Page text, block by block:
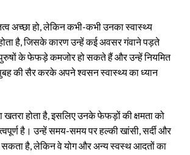
अच्छा हो, लेकिन कभी-कभी उनका स्वास्थ्य
है, जिसके कारण उन्हें कई अवसर गंवाने पड़ते
के फेफड़े कमजोर हो सकते हैं और उन्हें नियमित
की सैर करके अपने श्वसन स्वास्थ्य का ध्यान
खतरा होता है, इसलिए उनके फेफड़ों की क्षमता को
है। उन्हें समय-समय पर हल्की खांसी, सर्दी और
सकता है, लेकिन वे योग और अन्य स्वस्थ आदतों का